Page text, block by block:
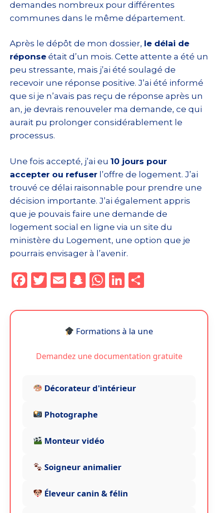
demandes nombreux pour différentes
communes dans le même département.
Après le dépôt de mon dossier, le délai de
réponse était d’un mois. Cette attente a été un
peu stressante, mais j’ai été soulagé de
recevoir une réponse positive. J’ai été informé
que si je n’avais pas reçu de réponse après un
an, je devrais renouveler ma demande, ce qui
aurait pu prolonger considérablement le
processus.
Une fois accepté, j’ai eu 10 jours pour
accepter ou refuser l’offre de logement. J’ai
trouvé ce délai raisonnable pour prendre une
décision importante. J’ai également appris
que je pouvais faire une demande de
logement social en ligne via un site du
ministère du Logement, une option que je
pourrais envisager à l’avenir.
F
c
k
T
it
E
ai
l
S
a
p
h
t
W
a
ts
p
Li
k
e
n
ta
g
Formations à la une
Demandez une documentation gratuite
Décorateur d'intérieur
Photographe
Monteur vidéo
Soigneur animalier
Éleveur canin & félin